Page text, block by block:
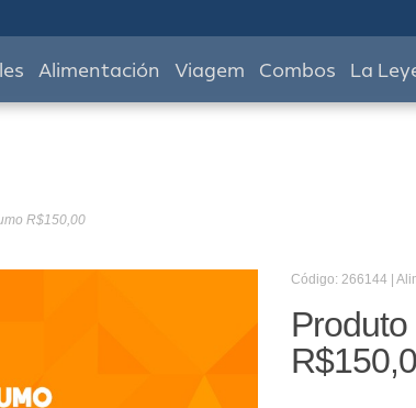
Alimentación Viagem Combos La
R$150,00
Código: 266144 |